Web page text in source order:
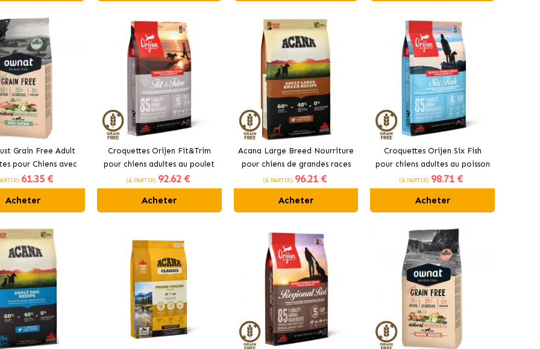
Grain Free Adult
pour Chiens avec
Poulet
61.35 €
Acheter
Croquettes Orijen Fit&Trim
pour chiens adultes au poulet
(À PARTIR) 92.62 €
Acheter
Acana Large Breed Nourriture
pour chiens de grandes races
au poulet
(À PARTIR) 96.21 €
Acheter
Croquettes Orijen Six Fish
pour chiens adultes au poisson
(À PARTIR) 98.71 €
Acheter